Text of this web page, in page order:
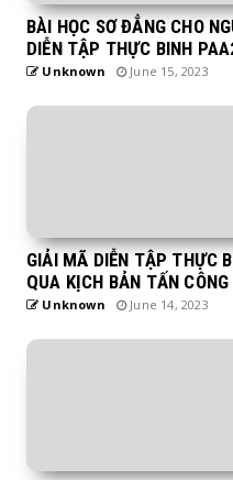
BÀI HỌC SƠ ĐẲNG CHO
DIỄN TẬP THỰC BINH
Unknown June 15, 2023
GIẢI MÃ DIỄN TẬP THỰC
QUA KỊCH BẢN TẤN
Unknown June 14, 2023